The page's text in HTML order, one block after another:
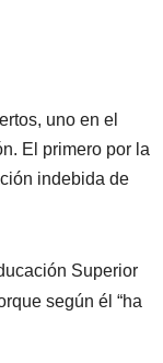
uno en el
El primero por la
indebida de
Superior
según él “ha